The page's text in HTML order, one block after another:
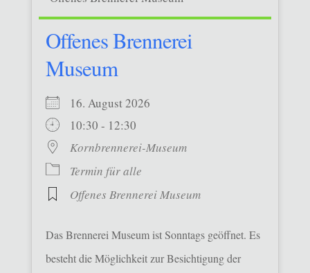
Offenes Brennerei
Museum
16. August 2026
10:30 - 12:30
Kornbrennerei-Museum
Termin für alle
Offenes Brennerei Museum
Das Brennerei Museum ist Sonntags geöffnet. Es
besteht die Möglichkeit zur Besichtigung der